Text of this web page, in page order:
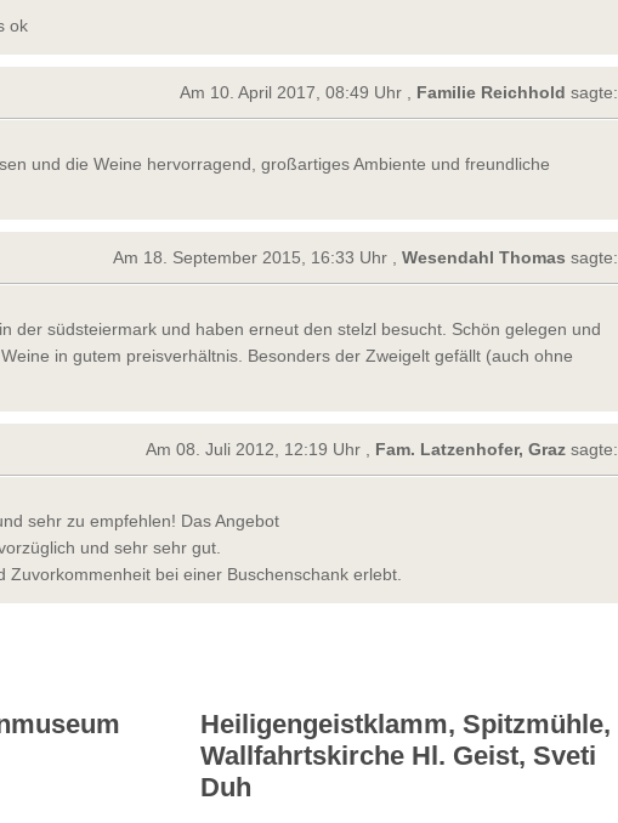
ok
Am 10. April 2017, 08:49 Uhr , Familie Reichhold sagte:
und die Weine hervorragend, großartiges Ambiente und freundliche
Am 18. September 2015, 16:33 Uhr , Wesendahl Thomas sagte:
der südsteiermark und haben erneut den stelzl besucht. Schön gelegen und
in gutem preisverhältnis. Besonders der Zweigelt gefällt (auch ohne
Am 08. Juli 2012, 12:19 Uhr , Fam. Latzenhofer, Grazsagte:
sehr zu empfehlen! Das Angebot
und sehr sehr gut.
bei einer Buschenschank erlebt.
Heiligengeistklamm, Spitzmühle,
Wallfahrtskirche Hl. Geist, Sveti
Duh